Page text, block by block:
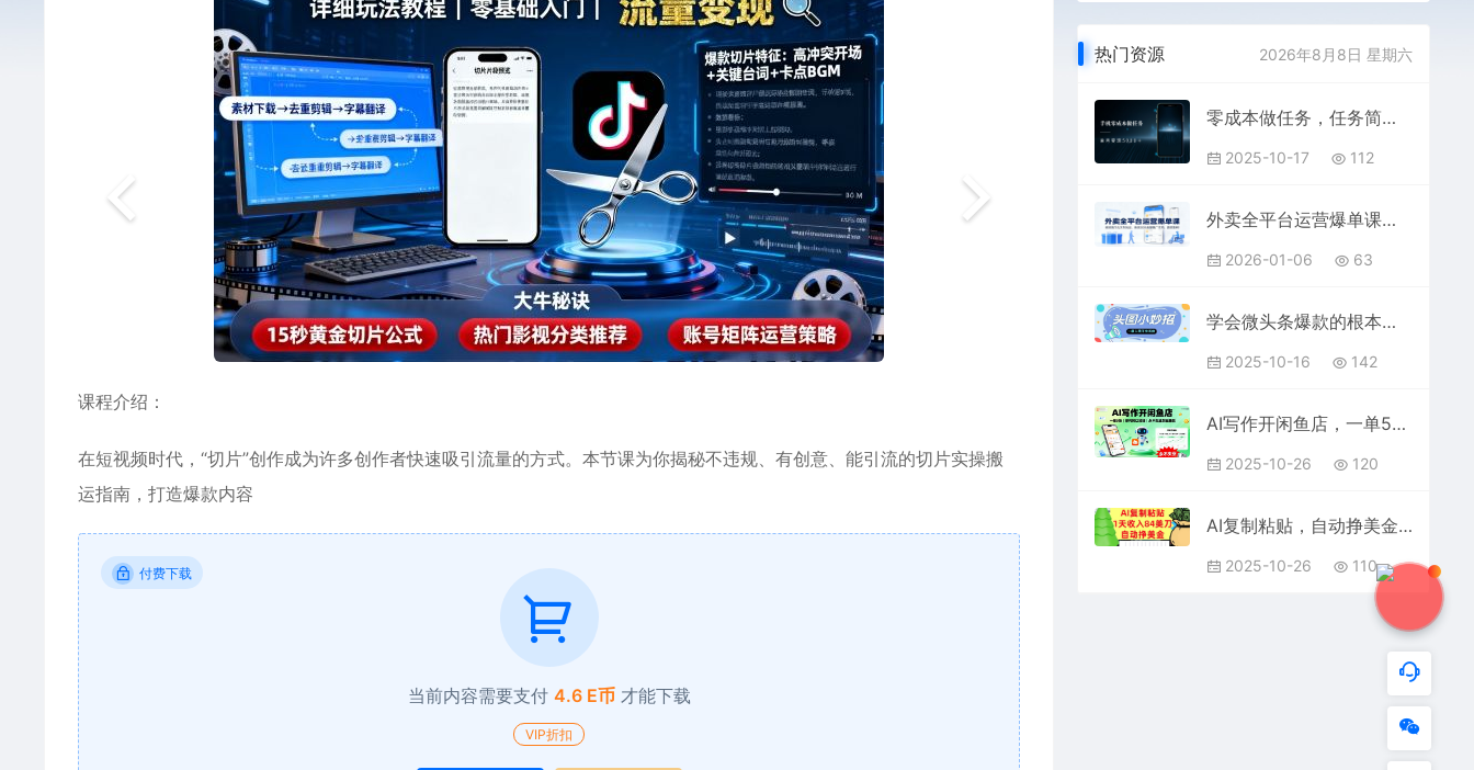
课程介绍：
在短视频时代，“切片”创作成为许多创作者快速吸引流量的方式。本节课为你揭秘不违规、有创意、能引流的切片实操搬
运指南，打造爆款内容
付费下载
当前内容需要支付 4.6 E币 才能下载
VIP折扣
热门资源 2026年8月8日 星期六
零成本做任务，任务简单，数量也比较多，单月变现5k+
2025-10-17 112
外卖全平台运营爆单课：美团饿了么京东玩法，新店30天起量推广技巧，高效盈利！
2026-01-06 63
学会微头条爆款的根本逻辑玩转各大平台
2025-10-16 142
AI写作开闲鱼店，一单5张，暴利风口项目，永不失业副业兼职【全网首发】
2025-10-26 120
AI复制粘贴，自动挣美金，1天收入84美刀，3分钟学会，最新项目
2025-10-26 110